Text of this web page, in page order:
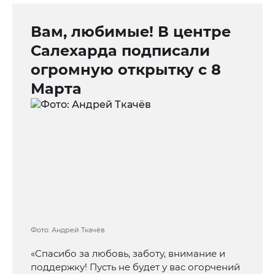
Вам, любимые! В центре
Салехарда подписали
огромную открытку с 8
Марта
Фото: Андрей Ткачёв
«Спасибо за любовь, заботу, внимание и
поддержку! Пусть не будет у вас огорчений